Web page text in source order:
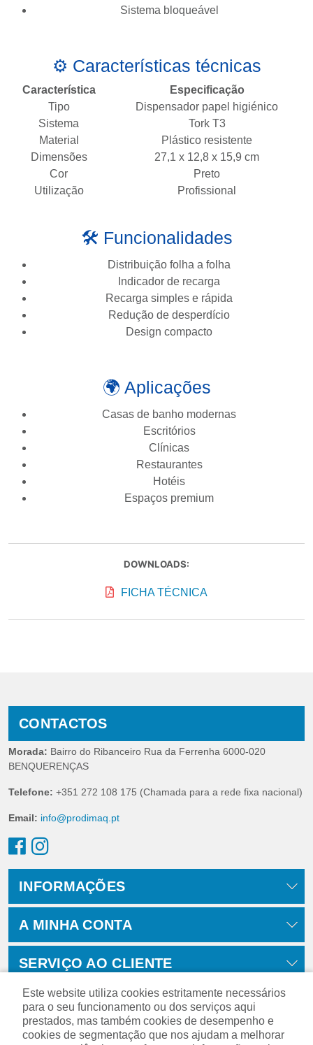
Sistema bloqueável
⚙️ Características técnicas
Característica
Especificação
Tipo
Dispensador papel higiénico
Sistema
Tork T3
Material
Plástico resistente
Dimensões
27,1 x 12,8 x 15,9 cm
Cor
Preto
Utilização
Profissional
🛠️ Funcionalidades
Distribuição folha a folha
Indicador de recarga
Recarga simples e rápida
Redução de desperdício
Design compacto
🌍 Aplicações
Casas de banho modernas
Escritórios
Clínicas
Restaurantes
Hotéis
Espaços premium
DOWNLOADS:
FICHA TÉCNICA
CONTACTOS
Morada: Bairro do Ribanceiro Rua da Ferrenha 6000-020
BENQUERENÇAS
Telefone: +351 272 108 175 (Chamada para a rede fixa nacional)
Email: info@prodimaq.pt
INFORMAÇÕES
A MINHA CONTA
SERVIÇO AO CLIENTE
Este website utiliza cookies estritamente necessários
para o seu funcionamento ou dos serviços aqui
prestados, mas também cookies de desempenho e
cookies de segmentação que nos ajudam a melhorar